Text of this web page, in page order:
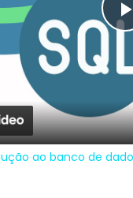
ao banco de dado